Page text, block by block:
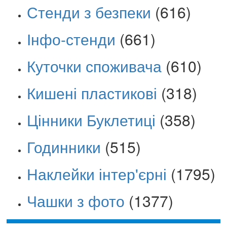
Стенди з безпеки (616)
Інфо-стенди (661)
Куточки споживача (610)
Кишені пластикові (318)
Цінники Буклетиці (358)
Годинники (515)
Наклейки інтер'єрні (1795)
Чашки з фото (1377)